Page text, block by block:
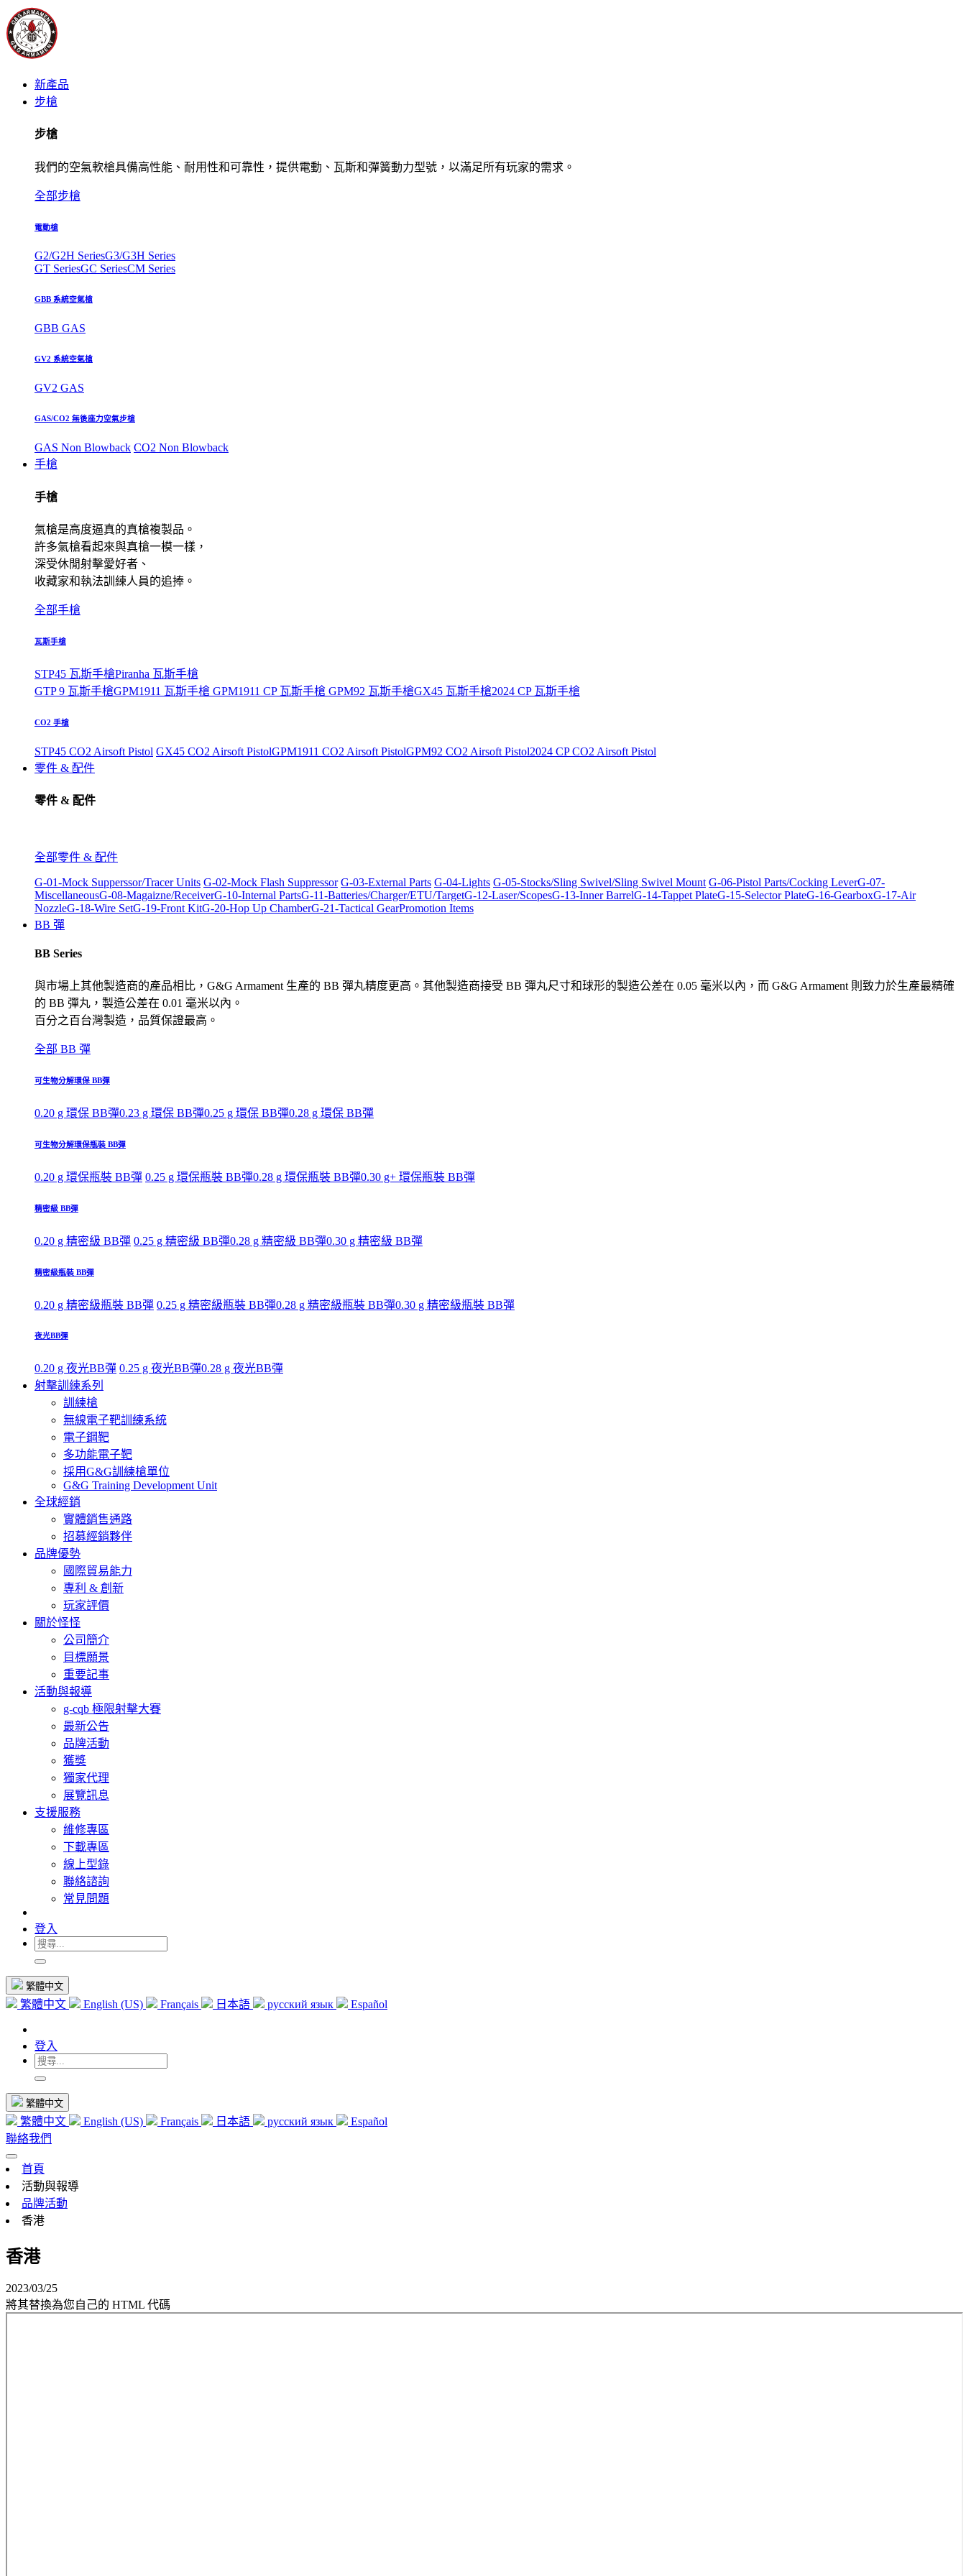
新產品
步槍
步槍
我們的空氣軟槍具備高性能、耐用性和可靠性，提供電動、瓦斯和彈簧動力型號，以滿足所有玩家的需求。
全部步槍
電動槍
G2/G2H SeriesG3/G3H Series
GT SeriesGC SeriesCM Series
GBB 系統空氣槍
GBB GAS
GV2 系統空氣槍
GV2 GAS
GAS/CO2 無後座力空氣步槍
GAS Non Blowback CO2 Non Blowback
手槍
手槍
氣槍是高度逼真的真槍複製品。
許多氣槍看起來與真槍一模一樣，
深受休閒射擊愛好者、
收藏家和執法訓練人員的追捧。
全部手槍
瓦斯手槍
STP45 瓦斯手槍Piranha 瓦斯手槍
GTP 9 瓦斯手槍GPM1911 瓦斯手槍 GPM1911 CP 瓦斯手槍 GPM92 瓦斯手槍GX45 瓦斯手槍2024 CP 瓦斯手槍
CO2 手槍
STP45 CO2 Airsoft Pistol GX45 CO2 Airsoft PistolGPM1911 CO2 Airsoft PistolGPM92 CO2 Airsoft Pistol2024 CP CO2 Airsoft Pistol
零件 & 配件
零件 & 配件
全部零件 & 配件
G-01-Mock Supperssor/Tracer Units G-02-Mock Flash Suppressor G-03-External Parts G-04-Lights G-05-Stocks/Sling Swivel/Sling Swivel Mount G-06-Pistol Parts/Cocking LeverG-07-
MiscellaneousG-08-Magaizne/ReceiverG-10-Internal PartsG-11-Batteries/Charger/ETU/TargetG-12-Laser/ScopesG-13-Inner BarrelG-14-Tappet PlateG-15-Selector PlateG-16-GearboxG-17-Air
NozzleG-18-Wire SetG-19-Front KitG-20-Hop Up ChamberG-21-Tactical GearPromotion Items
BB 彈
BB Series
與市場上其他製造商的產品相比，G&G Armament 生產的 BB 彈丸精度更高。其他製造商接受 BB 彈丸尺寸和球形的製造公差在 0.05 毫米以內，而 G&G Armament 則致力於生產最精確
的 BB 彈丸，製造公差在 0.01 毫米以內。
百分之百台灣製造，品質保證最高。
全部 BB 彈
可生物分解環保 BB彈
0.20 g 環保 BB彈0.23 g 環保 BB彈0.25 g 環保 BB彈0.28 g 環保 BB彈
可生物分解環保瓶裝 BB彈
0.20 g 環保瓶裝 BB彈 0.25 g 環保瓶裝 BB彈0.28 g 環保瓶裝 BB彈0.30 g+ 環保瓶裝 BB彈
精密級 BB彈
0.20 g 精密級 BB彈 0.25 g 精密級 BB彈0.28 g 精密級 BB彈0.30 g 精密級 BB彈
精密級瓶裝 BB彈
0.20 g 精密級瓶裝 BB彈 0.25 g 精密級瓶裝 BB彈0.28 g 精密級瓶裝 BB彈0.30 g 精密級瓶裝 BB彈
夜光BB彈
0.20 g 夜光BB彈 0.25 g 夜光BB彈0.28 g 夜光BB彈
射擊訓練系列
訓練槍
無線電子靶訓練系統
電子鋼靶
多功能電子靶
採用G&G訓練槍單位
G&G Training Development Unit
全球經銷
實體銷售通路
招募經銷夥伴
品牌優勢
國際貿易能力
專利 & 創新
玩家評價
關於怪怪
公司簡介
目標願景
重要記事
活動與報導
g-cqb 極限射擊大賽
最新公告
品牌活動
獲獎
獨家代理
展覽訊息
支援服務
維修專區
下載專區
線上型錄
聯絡諮詢
常見問題
登入
繁體中文
繁體中文 English (US) Français 日本語 русский язык Español
登入
繁體中文
繁體中文 English (US) Français 日本語 русский язык
Español
聯絡我們
首頁
活動與報導
品牌活動
香港
香港
2023/03/25
將其替換為您自己的 HTML 代碼